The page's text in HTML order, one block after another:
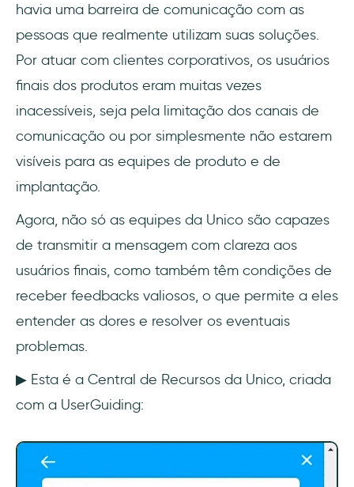
havia uma barreira de comunicação com as
pessoas que realmente utilizam suas soluções.
Por atuar com clientes corporativos, os usuários
finais dos produtos eram muitas vezes
inacessíveis, seja pela limitação dos canais de
comunicação ou por simplesmente não estarem
visíveis para as equipes de produto e de
implantação.
Agora, não só as equipes da Unico são capazes
de transmitir a mensagem com clareza aos
usuários finais, como também têm condições de
receber feedbacks valiosos, o que permite a eles
entender as dores e resolver os eventuais
problemas.
▶ Esta é a Central de Recursos da Unico, criada
com a UserGuiding: